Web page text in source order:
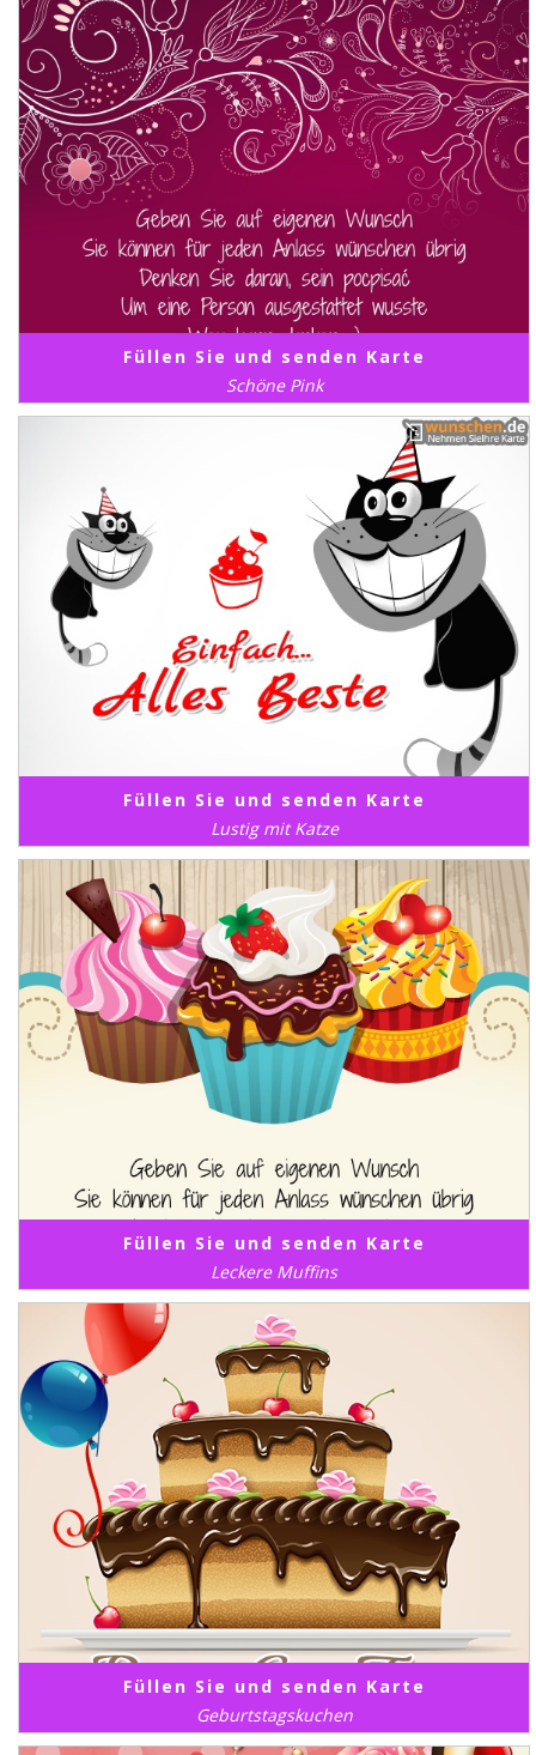
Füllen Sie und senden Karte
Schöne Pink
Füllen Sie und senden Karte
Lustig mit Katze
Füllen Sie und senden Karte
Leckere Muffins
Füllen Sie und senden Karte
Geburtstagskuchen